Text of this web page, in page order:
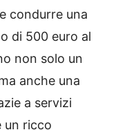
condurre una
di 500 euro al
non solo un
anche una
a servizi
un ricco